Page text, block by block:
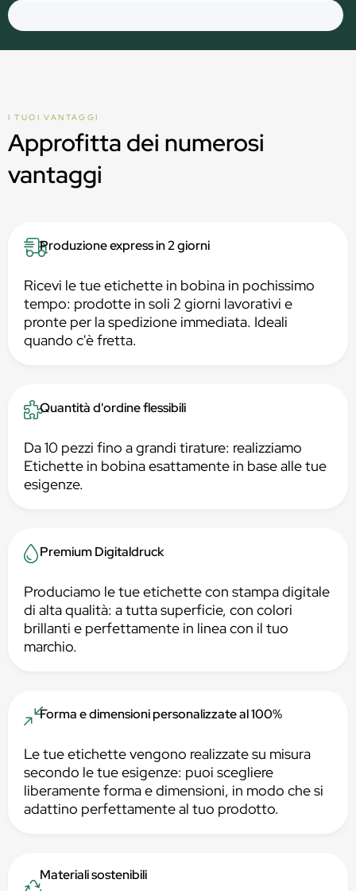
I TUOI VANTAGGI
Approfitta dei numerosi
vantaggi
Produzione express in 2 giorni
Ricevi le tue etichette in bobina in pochissimo
tempo: prodotte in soli 2 giorni lavorativi e
pronte per la spedizione immediata. Ideali
quando c'è fretta.
Quantità d'ordine flessibili
Da 10 pezzi fino a grandi tirature: realizziamo
Etichette in bobina esattamente in base alle tue
esigenze.
Premium Digitaldruck
Produciamo le tue etichette con stampa digitale
di alta qualità: a tutta superficie, con colori
brillanti e perfettamente in linea con il tuo
marchio.
Forma e dimensioni personalizzate al 100%
Le tue etichette vengono realizzate su misura
secondo le tue esigenze: puoi scegliere
liberamente forma e dimensioni, in modo che si
adattino perfettamente al tuo prodotto.
Materiali sostenibili